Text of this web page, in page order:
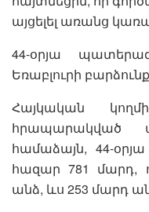
այցելել առանց
44-օրյա
Եռաբլուրի
Հայկական
հրապարակված
համաձայն, 44-
հազար 781 մարդ,
անձ, ևս 253 մարդ